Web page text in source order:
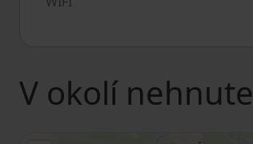
V okolí